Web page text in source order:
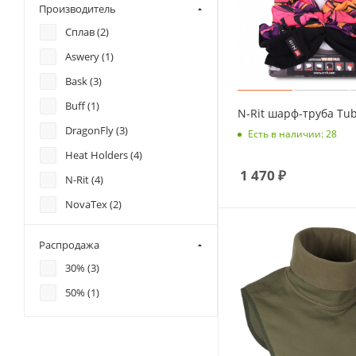
N-Rit шарф-труба
Есть в наличии: 28
1 470 ₽
Производитель
Сплав (2)
Aswery (1)
Bask (3)
Buff (1)
DragonFly (3)
Heat Holders (4)
N-Rit (4)
NovaTex (2)
Распродажа
30% (3)
50% (1)